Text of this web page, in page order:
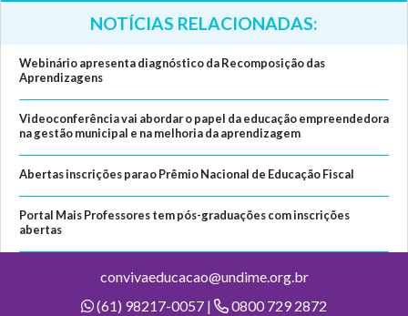
NOTÍCIAS RELACIONADAS:
Webinário apresenta diagnóstico da Recomposição das
Aprendizagens
Videoconferência vai abordar o papel da educação empreendedora
na gestão municipal e na melhoria da aprendizagem
Abertas inscrições para o Prêmio Nacional de Educação Fiscal
Portal Mais Professores tem pós-graduações com inscrições
abertas
convivaeducacao@undime.org.br
(61) 98217-0057 |
0800 729 2872